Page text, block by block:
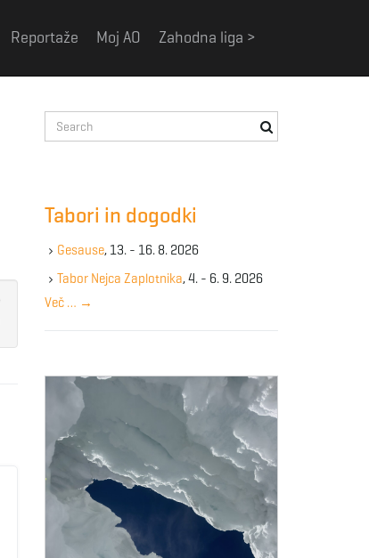
Reportaže Moj AO Zahodna liga >
e
e
y
w
r
Tabori in dogodki
Gesause, 13. - 16. 8. 2026
Tabor Nejca Zaplotnika, 4. - 6. 9. 2026
Več … →